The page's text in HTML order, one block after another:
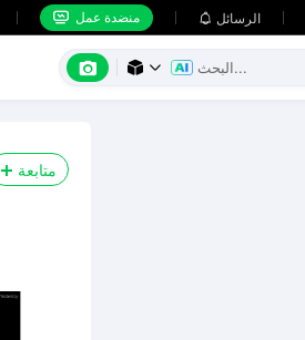
 منضدة عمل  الرسائل
  
متابعة